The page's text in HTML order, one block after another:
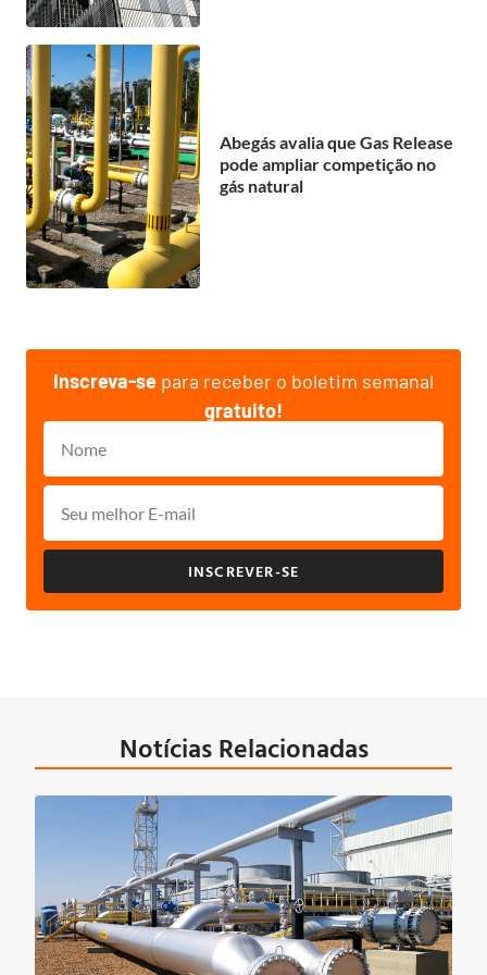
Abegás avalia que Gas Release
pode ampliar competição no
gás natural
Inscreva-se para receber o boletim semanal
gratuito!
INSCREVER-SE
Notícias Relacionadas